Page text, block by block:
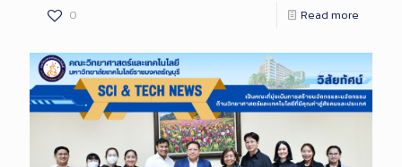
0 Read more